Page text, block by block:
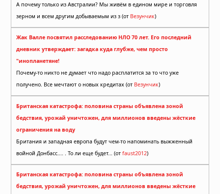
А почему только из Австралии? Мы живём в едином мире и торговля
зерном и всем другим добываемым из з (от Везунчик)
Жак Валле посвятил расследованию НЛО 70 лет. Его последний
дневник утверждает: загадка куда глубже, чем просто
"инопланетяне!
Почему-то никто не думает что надо расплатится за то что уже
получено. Все мечтают о новых кредитах (от Везунчик)
Британская катастрофа: половина страны объявлена зоной
бедствия, урожай уничтожен, для миллионов введены жёсткие
ограничения на воду
Британия и западная европа будут чем-то напоминать выжженный
войной Донбасс.... . То ли еще будет... (от faust2012)
Британская катастрофа: половина страны объявлена зоной
бедствия, урожай уничтожен, для миллионов введены жёсткие